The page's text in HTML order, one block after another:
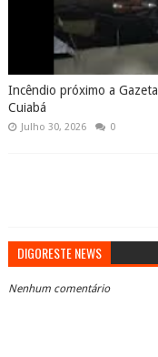
Incêndio próximo a
Cuiabá
Julho 30, 2026 0
DIGORESTE NEWS
Nenhum comentário